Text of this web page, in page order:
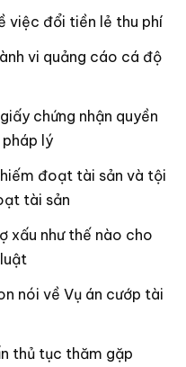
việc đổi tiền lẻ thu phí
vi quảng cáo cá độ
chứng nhận quyền
lý
đoạt tài sản và tội
tài sản
xấu như thế nào cho
nói về Vụ án cướp tài
thủ tục thăm gặp